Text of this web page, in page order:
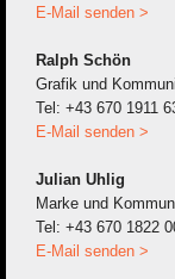
E-Mail senden >
Ralph Schön
Grafik und
Tel: +43 670 1911
E-Mail senden >
Julian Uhlig
Marke und
Tel: +43 670 1822
E-Mail senden >